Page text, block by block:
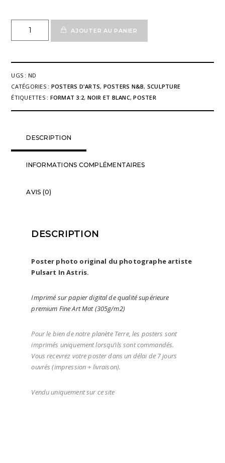
03
n&b
AJOUTER AU PANIER
UGS : ND
CATÉGORIES : POSTERS D'ARTS, POSTERS N&B, SCULPTURE
ÉTIQUETTES : FORMAT 3:2, NOIR ET BLANC,POSTER
DESCRIPTION
INFORMATIONS COMPLÉMENTAIRES
AVIS (0)
DESCRIPTION
Poster photo original du photographe artiste
Pulsart In Astris.
Imprimé sur papier digital de qualité supérieure
premium Fine Art Mat (305g/m2)
Pour le bien de notre planète Terre, les posters sont
imprimés uniquement lorsqu’ils sont commandés.
Vous recevrez votre poster dans un délai de 7 jours
ouvrés (impression + livraison).
Vendu uniquement sur ce site